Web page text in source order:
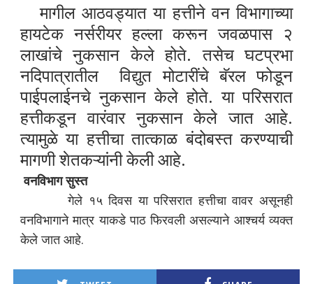
मागील आठवड्यात या हत्तीने वन विभागाच्या
हायटेक नर्सरीयर हल्ला करून जवळपास २
लाखांचे नुकसान केले होते. तसेच घटप्रभा
नदिपात्रातील विद्युत मोटारींचे बॅरल फोडून
पाईपलाईनचे नुकसान केले होते. या परिसरात
हत्तीकडून वारंवार नुकसान केले जात आहे.
त्यामुळे याहत्तीचा तात्काळ बंदोबस्त करण्याची
मागणी शेतकऱ्यांनी केली आहे.
वनविभाग सुस्त
गेले १५ दिवस या परिसरात हत्तीचा वावर असूनही
वनविभागाने मात्र याकडे पाठ फिरवली असल्याने आश्चर्य व्यक्त
केले जात आहे.